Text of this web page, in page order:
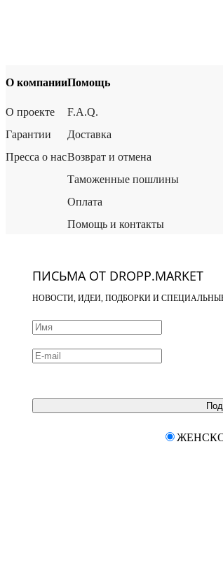
О компании
О проекте
Гарантии
Пресса о нас
Помощь
F.A.Q.
Доставка
Возврат и отмена
Таможенные пошлины
Оплата
Помощь и контакты
ПИСЬМА ОТ DROPP.MARKET
НОВОСТИ, ИДЕИ, ПОДБОРКИ И